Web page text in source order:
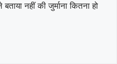
नहीं की जुर्माना कितना हो